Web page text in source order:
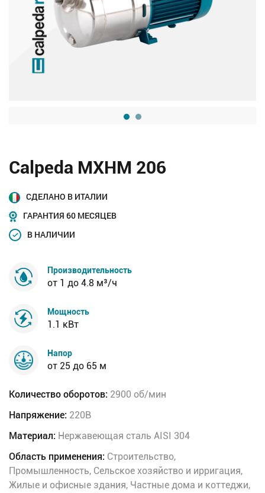
Calpeda MXHM 206
СДЕЛАНО В ИТАЛИИ
ГАРАНТИЯ 60 МЕСЯЦЕВ
В НАЛИЧИИ
Производительность
от 1 до 4.8 м³/ч
Мощность
1.1 кВт
Напор
от 25 до 65 м
Количество оборотов: 2900 об/мин
Напряжение: 220В
Материал: Нержавеющая сталь AISI 304
Область применения: Строительство,
Промышленность, Сельское хозяйство и ирригация,
Жилые и офисные здания, Частные дома и коттеджи,